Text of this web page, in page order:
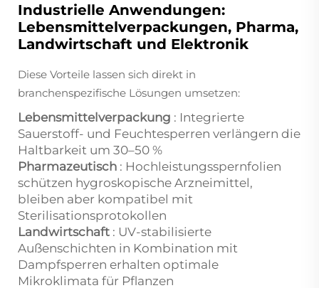
Industrielle Anwendungen:
Lebensmittelverpackungen, Pharma,
Landwirtschaft und Elektronik
Diese Vorteile lassen sich direkt in
branchenspezifische Lösungen umsetzen:
Lebensmittelverpackung : Integrierte
Sauerstoff- und Feuchtesperren verlängern die
Haltbarkeit um 30–50 %
Pharmazeutisch : Hochleistungsspernfolien
schützen hygroskopische Arzneimittel,
bleiben aber kompatibel mit
Sterilisationsprotokollen
Landwirtschaft : UV-stabilisierte
Außenschichten in Kombination mit
Dampfsperren erhalten optimale
Mikroklimata für Pflanzen